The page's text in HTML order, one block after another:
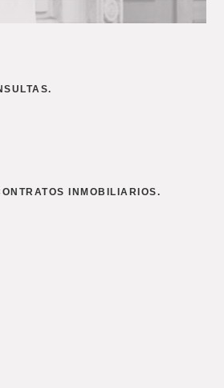
INMOBILIARIOS.